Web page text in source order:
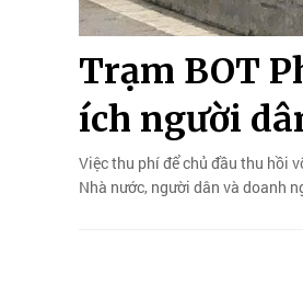
Trạm BOT
ích người
Việc thu phí để chủ đầu thu hồi
Nhà nước, người dân và doanh